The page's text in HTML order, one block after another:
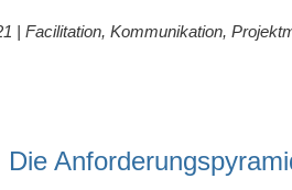
| Facilitation, Kommunikation,